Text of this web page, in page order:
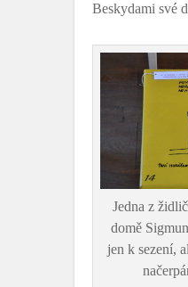
Beskydami své
Jedna z
domě
jen k sezení,